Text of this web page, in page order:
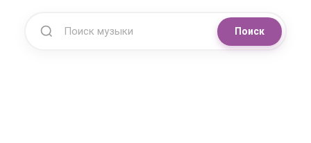
Поиск